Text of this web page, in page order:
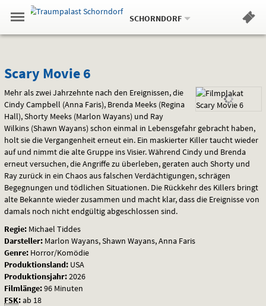
Springe
zum
,zum
.
Navigation
Gehe
zur
Standortauswahl
Standort:
SCHORNDORF.
Hinweis
Scary
Movie
6
Scary Movie 6
Mehr als zwei Jahrzehnte nach den Ereignissen, die
Cindy Campbell (Anna Faris), Brenda Meeks (Regina
Hall), Shorty Meeks (Marlon Wayans) und Ray
Wilkins (Shawn Wayans) schon einmal in Lebensgefahr gebracht haben,
holt sie die Vergangenheit erneut ein. Ein maskierter Killer taucht wieder
auf und nimmt die alte Gruppe ins Visier. Während Cindy und Brenda
erneut versuchen, die Angriffe zu überleben, geraten auch Shorty und
Ray zurück in ein Chaos aus falschen Verdächtigungen, schrägen
Begegnungen und tödlichen Situationen. Die Rückkehr des Killers bringt
alte Bekannte wieder zusammen und macht klar, dass die Ereignisse von
damals noch nicht endgültig abgeschlossen sind.
Regie: Michael Tiddes
Darsteller: Marlon Wayans, Shawn Wayans, Anna Faris
Genre: Horror/Komödie
Produktionsland: USA
Produktionsjahr:2026
Filmlänge:96 Minuten
FSK:ab 18